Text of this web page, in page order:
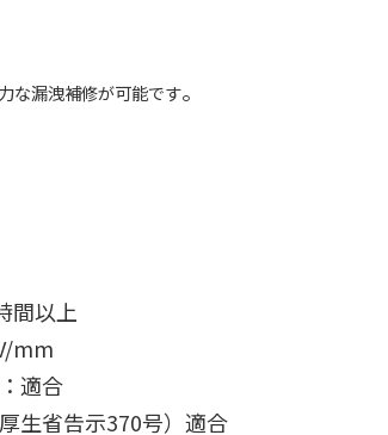
な漏洩補修が可能です。
間以上
mm
適合
生省告示370号）適合